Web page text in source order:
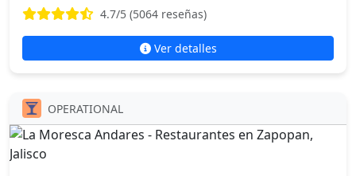
4.7/5 (5064 reseñas)
Ver detalles
OPERATIONAL